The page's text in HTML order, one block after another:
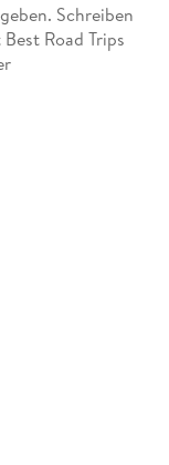
Schreiben
Road Trips